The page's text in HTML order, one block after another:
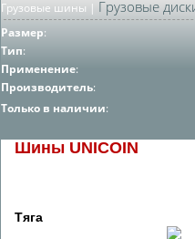
Грузовые шины | Грузовые
Размер:
Тип:
Применение:
Производитель:
Только в наличии:
Шины UNICOIN
Тяга